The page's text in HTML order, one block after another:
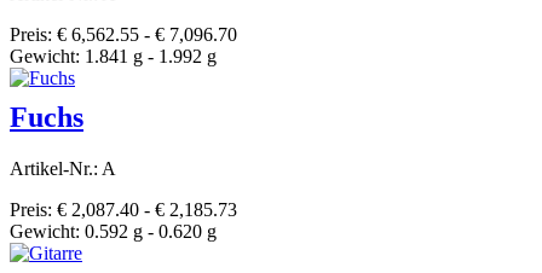
Preis: € 6,562.55 - € 7,096.70
Gewicht: 1.841 g - 1.992 g
Fuchs
Artikel-Nr.: A
Preis: € 2,087.40 - € 2,185.73
Gewicht: 0.592 g - 0.620 g